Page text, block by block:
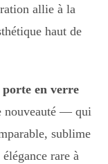
allie à la
haut de
porte en verre
nouveauté — qui
sublime
rare à